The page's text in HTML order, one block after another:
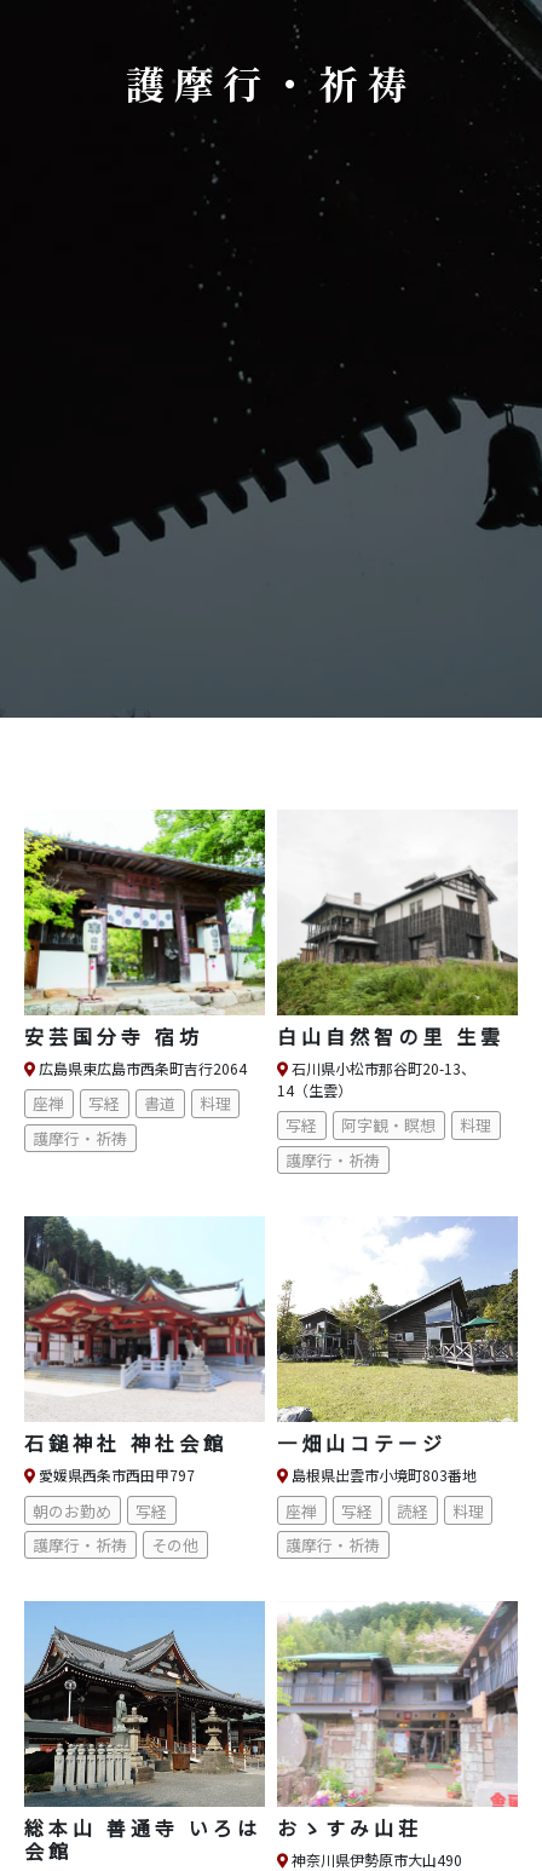
護摩行・祈祷
安芸国分寺 宿坊
広島県東広島市西条町吉行2064
座禅 写経 書道
料理
護摩行・祈祷
白山自然智の里 生雲
石川県小松市那谷町20-13、
14（生雲）
写経 阿字観・瞑想
料理
護摩行・祈祷
石鎚神社 神社会館
愛媛県西条市西田甲797
朝のお勤め
写経
護摩行・祈祷
その他
一畑山コテージ
島根県出雲市小境町803番地
座禅 写経 読経
料理
護摩行・祈祷
総本山 善通寺 いろは
会館
おゝすみ山荘
神奈川県伊勢原市大山490